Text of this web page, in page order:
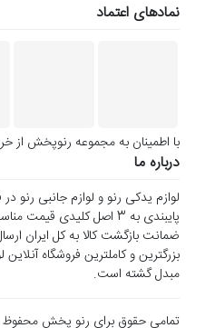
نمادهای اعتماد
با اطمینان به مجموعه رنوپخش از
درباره ما
لوازم یدکی رنو و لوازم جانبی رنو
ضمانت بازگشت کالا به کل ایران
بزرگترین و کاملترین فروشگاه
مبدل گشته است.
تمامی حقوق برای رنو پخش محفوظ